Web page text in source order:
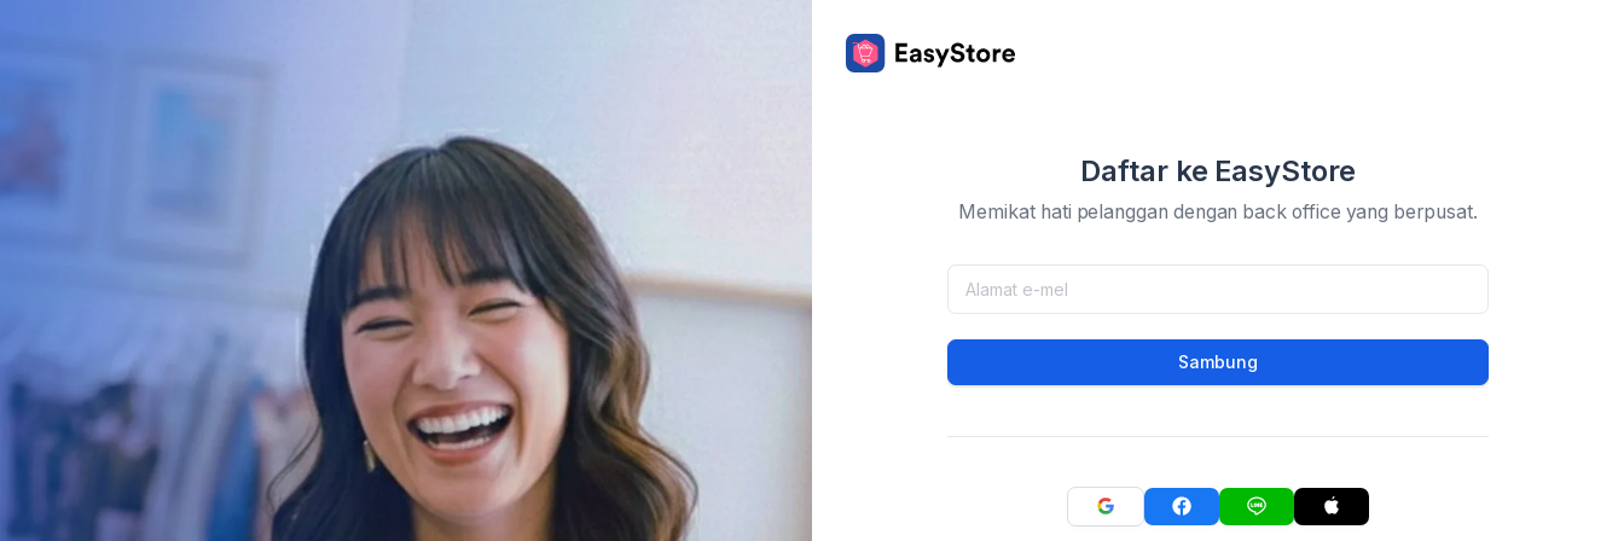
Daftar ke EasyStore
Memikat hati pelanggan dengan back office yang berpusat.
Sambung